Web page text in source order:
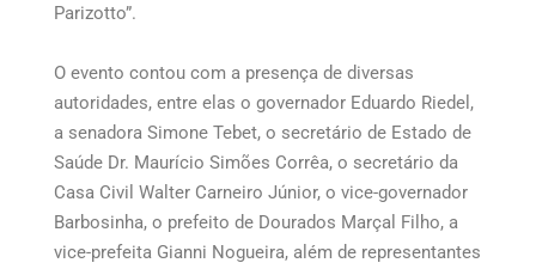
Parizotto”.
O evento contou com a presença de diversas
autoridades, entre elas o governador Eduardo Riedel,
a senadora Simone Tebet, o secretário de Estado de
Saúde Dr. Maurício Simões Corrêa, o secretário da
Casa Civil Walter Carneiro Júnior, o vice-governador
Barbosinha, o prefeito de Dourados Marçal Filho, a
vice-prefeita Gianni Nogueira, além de representantes